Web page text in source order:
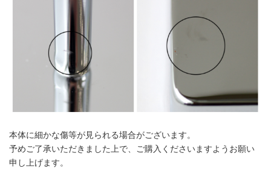
本体に細かな傷等が見られる場合がございます。
予めご了承いただきました上で、ご購入くださいますようお願い
申し上げます。